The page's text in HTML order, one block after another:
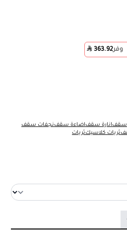
وفر363.92
سقفانارة سقفاضاءة سقفنجفات سقف
ثريات كلاسيكثريات